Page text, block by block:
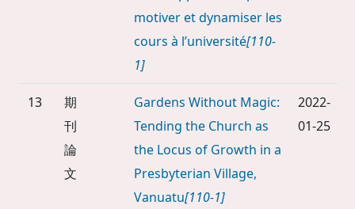
motiver et dynamiser les
cours à l’université[110-
1]
13
期
刊
論
文
Gardens Without Magic:
Tending the Church as
the Locus of Growth in a
Presbyterian Village,
Vanuatu[110-1]
2022-
01-25